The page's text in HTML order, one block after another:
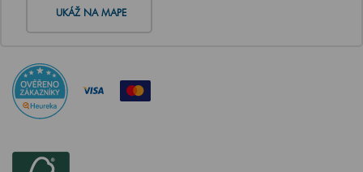
UKÁŽ NA MAPE